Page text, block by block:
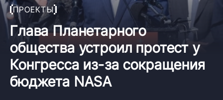
ПРОЕКТЫ
Глава Планетарного
общества устроил протест у
Конгресса из-за сокращения
бюджета NASA